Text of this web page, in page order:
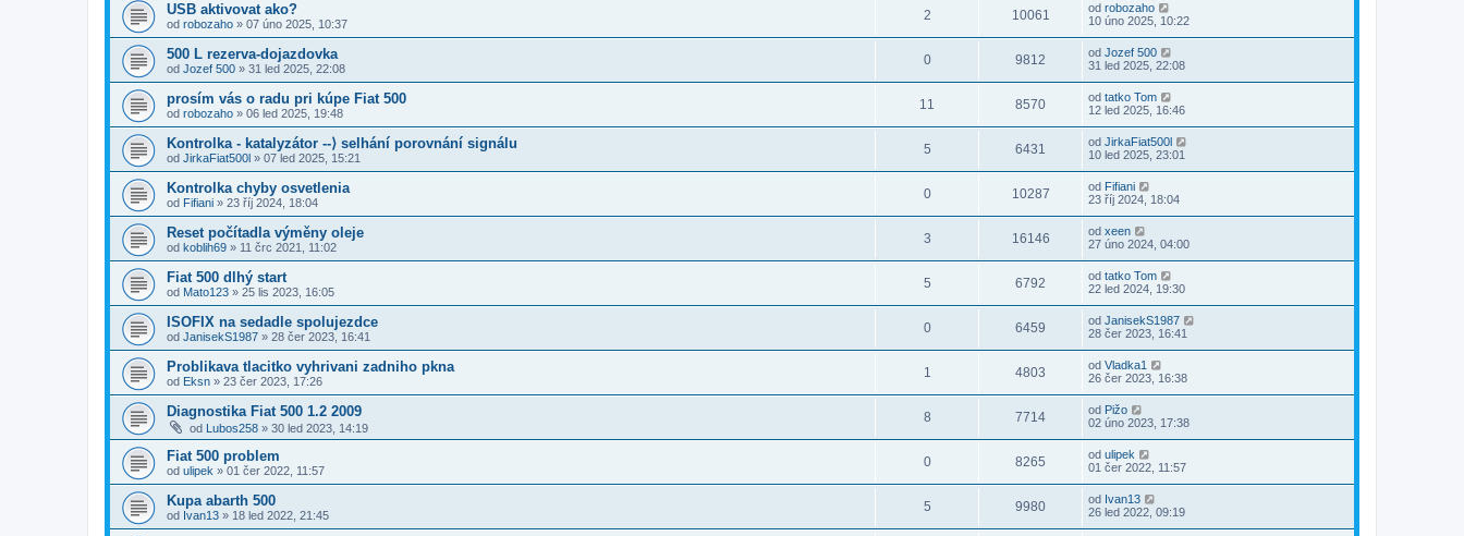
USB aktivovat ako?
od robozaho » 07 úno 2025, 10:37
2 10061 od robozaho
10 úno 2025, 10:22
500 L rezerva-dojazdovka
od Jozef 500 » 31 led 2025, 22:08
0 9812 od Jozef 500
31 led 2025, 22:08
prosím vás o radu pri kúpe Fiat 500
od robozaho » 06 led 2025, 19:48
11 8570 od tatko Tom
12 led 2025, 16:46
Kontrolka - katalyzátor --⟩ selhání porovnání signálu
od JirkaFiat500l » 07 led 2025, 15:21
5 6431 od JirkaFiat500l
10 led 2025, 23:01
Kontrolka chyby osvetlenia
od Fifiani » 23 říj 2024, 18:04
0 10287 od Fifiani
23 říj 2024, 18:04
Reset počítadla výměny oleje
od koblih69 » 11 črc 2021, 11:02
3 16146 od xeen
27 úno 2024, 04:00
Fiat 500 dlhý start
od Mato123 » 25 lis 2023, 16:05
5 6792 od tatko Tom
22 led 2024, 19:30
ISOFIX na sedadle spolujezdce
od JanisekS1987 » 28 čer 2023, 16:41
0 6459 od JanisekS1987
28 čer 2023, 16:41
Problikava tlacitko vyhrivani zadniho pkna
od Eksn » 23 čer 2023, 17:26
1 4803 od Vladka1
26 čer 2023, 16:38
Diagnostika Fiat 500 1.2 2009
od Lubos258 » 30 led 2023, 14:19
8 7714 od Pižo
02 úno 2023, 17:38
Fiat 500 problem
od ulipek » 01 čer 2022, 11:57
0 8265 od ulipek
01 čer 2022, 11:57
Kupa abarth 500
od Ivan13 » 18 led 2022, 21:45
5 9980 od Ivan13
26 led 2022, 09:19